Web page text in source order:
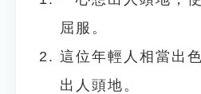
屈服。
這位年輕人相當出
出人頭地。